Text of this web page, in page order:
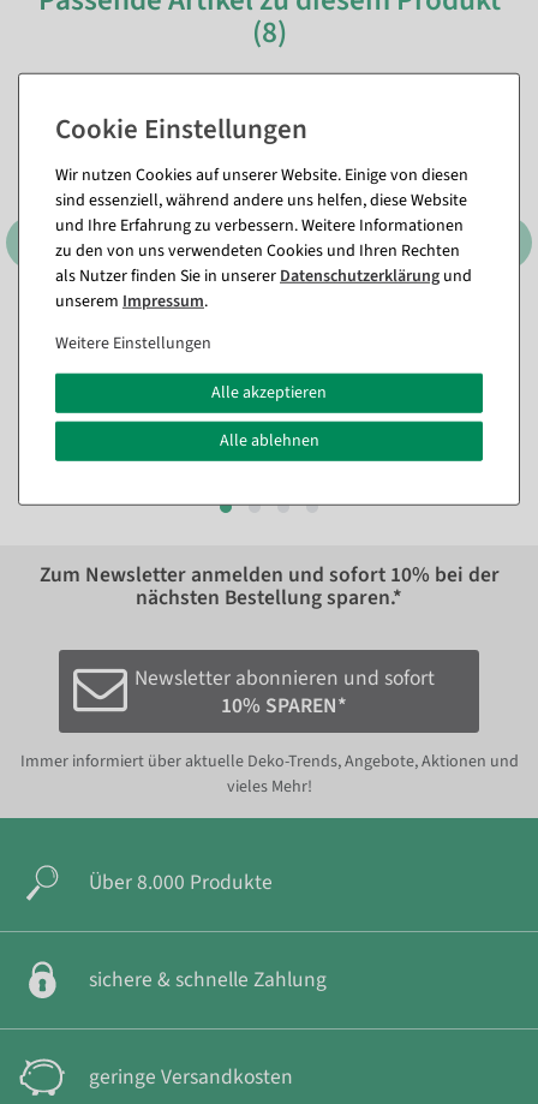
(8)
Standard Nadel
Sofort versandfähig.
9,95 EUR zzgl. ges. MwSt.
Sofort versandfähig.
8,95 EUR zzgl. ges. MwSt.
Zum Newsletter anmelden und sofort 10% bei der
nächsten Bestellung sparen.*
Newsletter abonnieren und sofort
10% SPAREN*
Immer informiert über aktuelle Deko-Trends, Angebote, Aktionen und
vieles Mehr!
Über 8.000 Produkte
sichere & schnelle Zahlung
geringe Versandkosten
Wir nutzen Cookies auf unserer Website. Einige von diesen
sind essenziell, während andere uns helfen, diese Website
und Ihre Erfahrung zu verbessern. Weitere Informationen
zu den von uns verwendeten Cookies und Ihren Rechten
als Nutzer finden Sie in unsererDaten­schutz­erklärung und
unserem Impressum.
Weitere Einstellungen
Alle akzeptieren
Alle ablehnen